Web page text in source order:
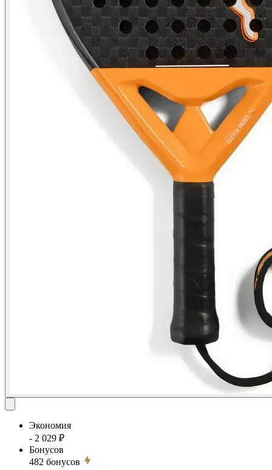
Экономия
- 2 029 ₽
Бонусов
482 бонусов